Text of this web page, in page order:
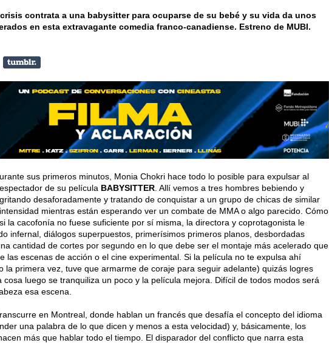
contrata a una babysitter para ocuparse de su bebé y su vida da unos
en esta extravagante comedia franco-canadiense. Estreno de MUBI.
urante sus primeros minutos, Monia Chokri hace todo lo posible para expulsar al
espectador de su película BABYSITTER. Allí vemos a tres hombres bebiendo y
gritando desaforadamente y tratando de conquistar a un grupo de chicas de similar
intensidad mientras están esperando ver un combate de MMA o algo parecido. Cómo
si la cacofonía no fuese suficiente por sí misma, la directora y coprotagonista le
infernal, diálogos superpuestos, primerísimos primeros planos, desbordadas
cantidad de cortes por segundo en lo que debe ser el montaje más acelerado que
las escenas de acción o el cine experimental. Si la película no te expulsa ahí
la primera vez, tuve que armarme de coraje para seguir adelante) quizás logres
cosa luego se tranquiliza un poco y la película mejora. Difícil de todos modos será
esa escena.
en Montreal, donde hablan un francés que desafía el concepto del idioma
una palabra de lo que dicen y menos a esta velocidad) y, básicamente, los
más que hablar todo el tiempo. El disparador del conflicto que narra esta